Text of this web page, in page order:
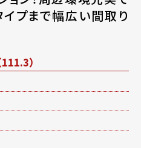
プまで幅広い間取り
）